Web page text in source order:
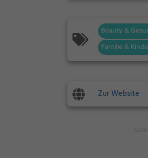
Beauty &
Familie &
Zur Website